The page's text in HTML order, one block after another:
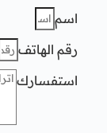
اسم
رقم الهاتف
استفسارك